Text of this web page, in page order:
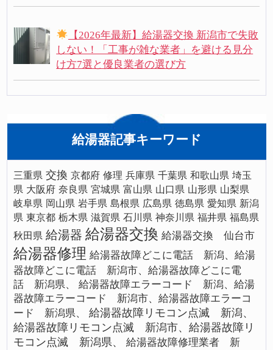
【2026年最新】給湯器交換 新潟市で失敗
しない！「工事が雑な業者」を避ける見分
け方7選と優良業者の選び方
給湯器記事キーワード
三重県 交換 京都府 修理 兵庫県 千葉県 和歌山県 埼玉
県 大阪府 奈良県 宮城県 富山県 山口県 山形県 山梨県
岐阜県 岡山県 岩手県 島根県 広島県 徳島県 愛知県 新潟
県 東京都 栃木県 滋賀県 石川県 神奈川県 福井県 福島県
秋田県 給湯器 給湯器交換 給湯器交換 仙台市
給湯器修理 給湯器故障どこに電話 新潟、給湯
器故障どこに電話 新潟市、給湯器故障どこに電
話 新潟県、
給湯器故障エラーコード 新潟、給湯
器故障エラーコード 新潟市、給湯器故障エラーコ
ード 新潟県、
給湯器故障リモコン点滅 新潟、
給湯器故障リモコン点滅 新潟市、給湯器故障リ
モコン点滅 新潟県、
給湯器故障修理業者 新